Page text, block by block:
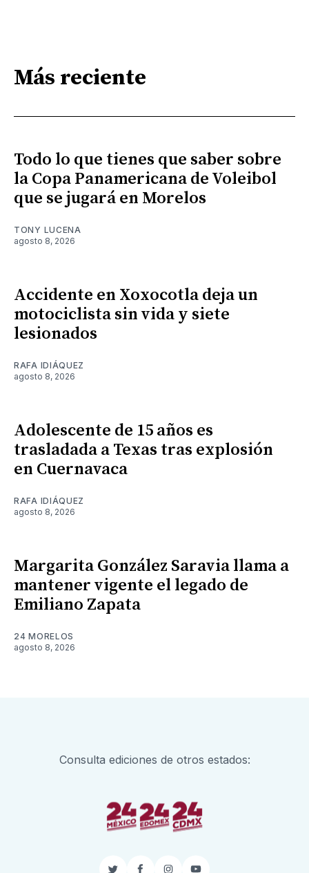
Más reciente
Todo lo que tienes que saber sobre
la Copa Panamericana de Voleibol
que se jugará en Morelos
TONY LUCENA
agosto 8, 2026
Accidente en Xoxocotla deja un
motociclista sin vida y siete
lesionados
RAFA IDIÁQUEZ
agosto 8, 2026
Adolescente de 15 años es
trasladada a Texas tras explosión
en Cuernavaca
RAFA IDIÁQUEZ
agosto 8, 2026
Margarita González Saravia llama a
mantener vigente el legado de
Emiliano Zapata
24 MORELOS
agosto 8, 2026
Consulta ediciones de otros estados: